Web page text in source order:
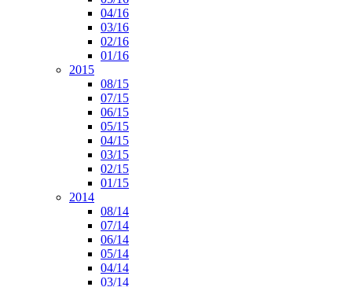
04/16
03/16
02/16
01/16
2015
08/15
07/15
06/15
05/15
04/15
03/15
02/15
01/15
2014
08/14
07/14
06/14
05/14
04/14
03/14